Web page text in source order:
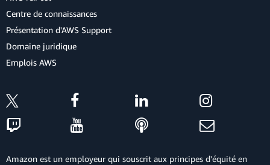
Centre de connaissances
Présentation d'AWS Support
Domaine juridique
Emplois AWS
Amazon est un employeur qui souscrit aux principes d'équité en